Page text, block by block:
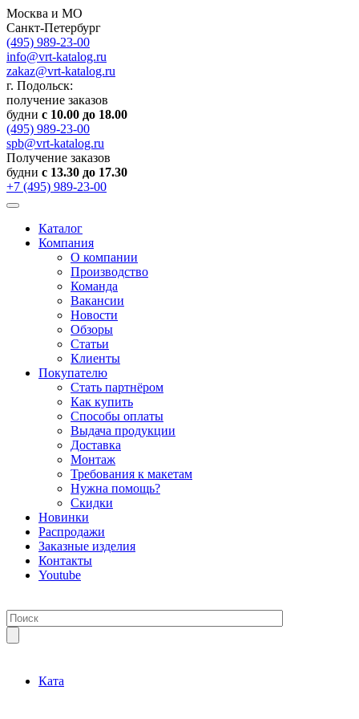
Москва и МО
Санкт-Петербург
(495) 989-23-00
info@vrt-katalog.ru
zakaz@vrt-katalog.ru
г. Подольск:
получение заказов
будни с 10.00 до 18.00
(495) 989-23-00
spb@vrt-katalog.ru
Получение заказов
будни с 13.30 до 17.30
+7 (495) 989-23-00
Каталог
Компания
О компании
Производство
Команда
Вакансии
Новости
Обзоры
Статьи
Клиенты
Покупателю
Стать партнёром
Как купить
Способы оплаты
Выдача продукции
Доставка
Монтаж
Требования к макетам
Нужна помощь?
Скидки
Новинки
Распродажи
Заказные изделия
Контакты
Youtube
Ката